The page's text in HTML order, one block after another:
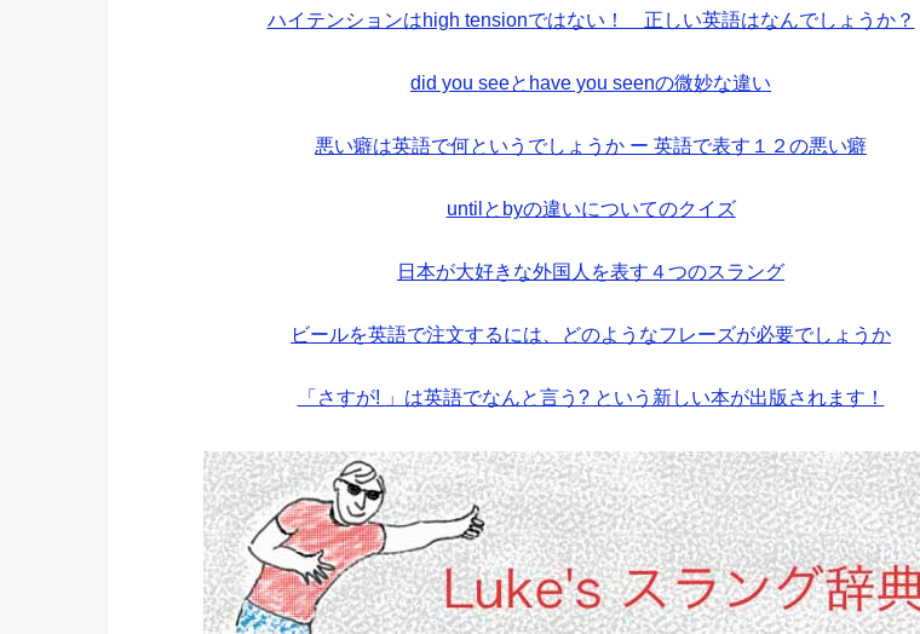
ハイテンションはhigh tensionではない！ 正しい英語はなんでしょうか？
did you seeとhave you seenの微妙な違い
悪い癖は英語で何というでしょうか ー 英語で表す１２の悪い癖
untilとbyの違いについてのクイズ
日本が大好きな外国人を表す４つのスラング
ビールを英語で注文するには、どのようなフレーズが必要でしょうか
「さすが! 」は英語でなんと言う? という新しい本が出版されます！